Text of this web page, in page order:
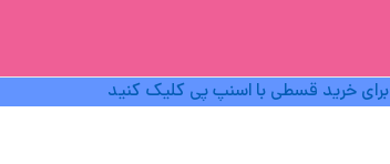
برای خرید قسطی با اسنپ پی کلیک کنید